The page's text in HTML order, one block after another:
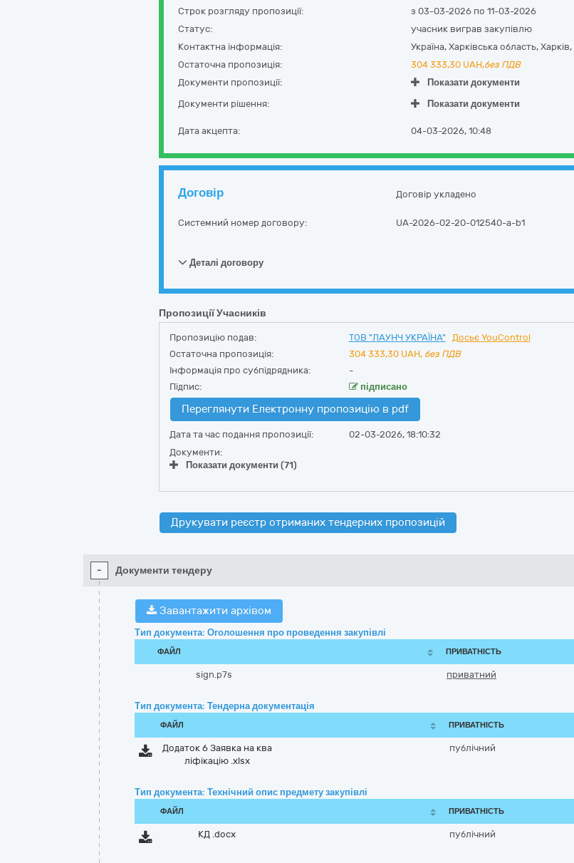
Строк розгляду пропозиції:
з 03-03-2026 по 11-03-2026
Статус:
учасник виграв закупівлю
Контактна інформація:
Україна, Харківська область, Харків,
Остаточна пропозиція:
304 333,30 UAH,без ПДВ
Документи пропозиції:
Показати документи
Документи рішення:
Показати документи
Дата акцепта: 04-03-2026, 10:48
Договір Договір укладено
Системний номер договору: UA-2026-02-20-012540-a-b1
Деталі договору
Пропозиції Учасників
Пропозицію подав: ТОВ "ЛАУНЧ УКРАЇНА"
Досьє YouControl
Остаточна пропозиція:
304 333,30 UAH, без ПДВ
Інформація про субпідрядника:
-
Підпис:
підписано
Переглянути Електронну пропозицію в pdf
Дата та час подання пропозиції:
02-03-2026, 18:10:32
Документи:
Показати документи (71)
Друкувати реєстр отриманих тендерних пропозицій
- Документи тендеру
Завантажити архівом
Тип документа: Оголошення про проведення закупівлі
ФАЙЛ ПРИВАТНІСТЬ
sign.p7s приватний
Тип документа: Тендерна документація
ФАЙЛ ПРИВАТНІСТЬ
Додаток 6 Заявка на ква
ліфікацію .xlsx
публічний
Тип документа: Технічний опис предмету закупівлі
ФАЙЛ ПРИВАТНІСТЬ
КД .docx публічний